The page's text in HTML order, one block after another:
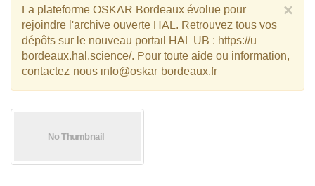
×
La plateforme OSKAR Bordeaux évolue pour
rejoindre l'archive ouverte HAL. Retrouvez tous vos
dépôts sur le nouveau portail HAL UB : https://u-
bordeaux.hal.science/. Pour toute aide ou information,
contactez-nous info@oskar-bordeaux.fr